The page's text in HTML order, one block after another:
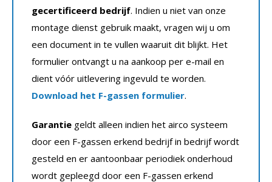
gecertificeerd bedrijf. Indien u niet van onze
montage dienst gebruik maakt, vragen wij u om
een document in te vullen waaruit dit blijkt. Het
formulier ontvangt u na aankoop per e-mail en
dient vóór uitlevering ingevuld te worden.
Download het F-gassen formulier.
Garantie geldt alleen indien het airco systeem
door een F-gassen erkend bedrijf in bedrijf wordt
gesteld en er aantoonbaar periodiek onderhoud
wordt gepleegd door een F-gassen erkend